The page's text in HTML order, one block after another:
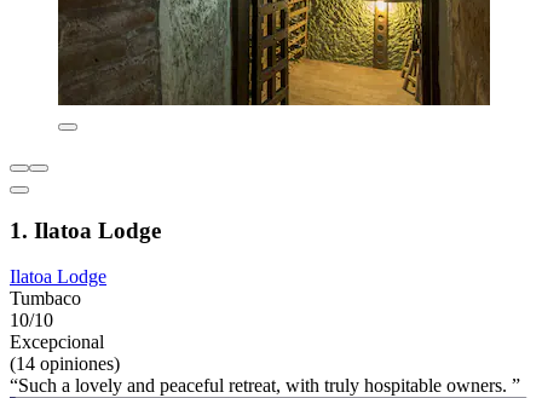
1. Ilatoa Lodge
Ilatoa Lodge
Tumbaco
10/10
Excepcional
(14 opiniones)
“Such a lovely and peaceful retreat, with truly hospitable owners. ”